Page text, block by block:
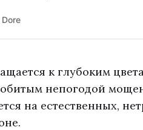
к глубоким
непогодой
на естественных,